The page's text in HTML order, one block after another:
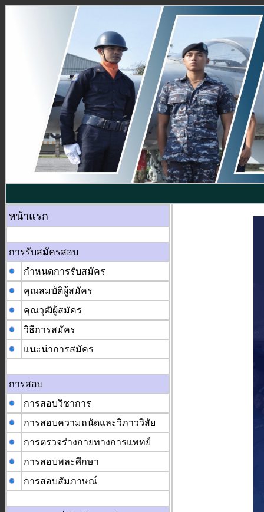
หน้าแรก
การรับสมัครสอบ
กำหนดการรับสมัคร
คุณสมบัติผู้สมัคร
คุณวุฒิผู้สมัคร
วิธีการสมัคร
แนะนำการสมัคร
การสอบ
การสอบวิชาการ
การสอบความถนัดและวิภาววิสัย
การตรวจร่างกายทางการแพทย์
การสอบพละศึกษา
การสอบสัมภาษณ์